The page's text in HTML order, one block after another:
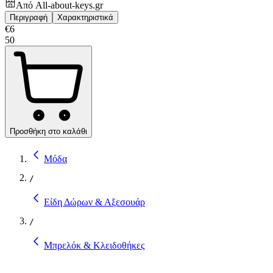
Από All-about-keys.gr
Περιγραφή Χαρακτηριστικά
€6
50
Προσθήκη στο καλάθι
Μόδα
/
Είδη Δώρων & Αξεσουάρ
/
Μπρελόκ & Κλειδοθήκες